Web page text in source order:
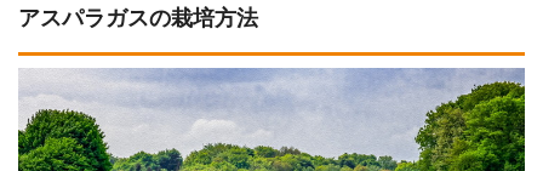
アスパラガスの栽培方法